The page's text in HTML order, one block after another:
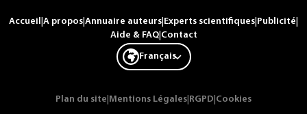
Accueil A propos Annuaire auteurs Experts scientifiques Publicité
Aide & FAQ| Contact
Français
Plan du site Mentions Légales RGPD Cookies